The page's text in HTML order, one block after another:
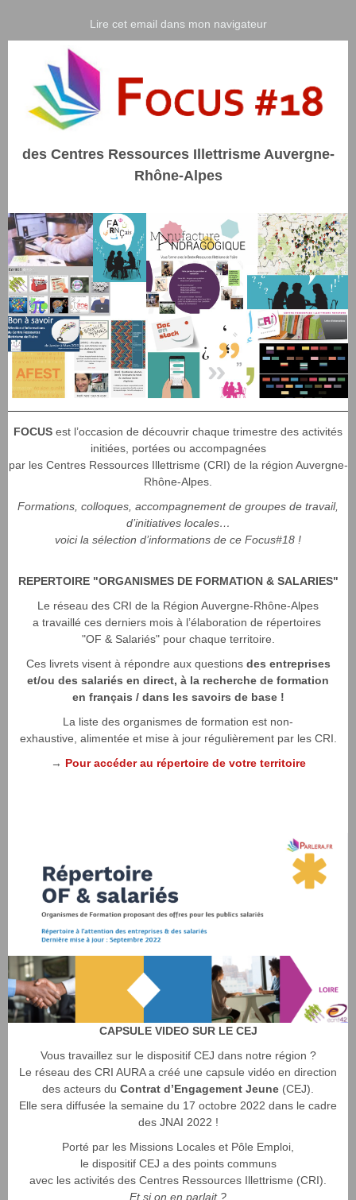
Lire cet email dans mon navigateur
des Centres Ressources Illettrisme Auvergne-
Rhône-Alpes
FOCUS est l’occasion de découvrir chaque trimestre des activités
initiées, portées ou accompagnées
par les Centres Ressources Illettrisme (CRI) de la région Auvergne-
Rhône-Alpes.
Formations, colloques, accompagnement de groupes de travail,
d’initiatives locales…
voici la sélection d’informations de ce Focus#18 !
REPERTOIRE "ORGANISMES DE FORMATION & SALARIES"
Le réseau des CRI de la Région Auvergne-Rhône-Alpes
a travaillé ces derniers mois à l’élaboration de répertoires
"OF & Salariés" pour chaque territoire.
Ces livrets visent à répondre aux questions des entreprises
et/ou des salariés en direct, à la recherche de formation
en français / dans les savoirs de base !
La liste des organismes de formation est non-
exhaustive, alimentée et mise à jour régulièrement par les CRI.
→ Pour accéder au répertoire de votre territoire
CAPSULE VIDEO SUR LE CEJ
Vous travaillez sur le dispositif CEJ dans notre région ?
Le réseau des CRI AURA a créé une capsule vidéo en direction
des acteurs du Contrat d’Engagement Jeune (CEJ).
Elle sera diffusée la semaine du 17 octobre 2022 dans le cadre
des JNAI 2022 !
Porté par les Missions Locales et Pôle Emploi,
le dispositif CEJ a des points communs
avec les activités des Centres Ressources Illettrisme (CRI).
Et si on en parlait ?